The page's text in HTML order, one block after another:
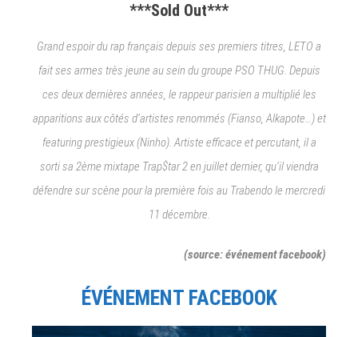
***Sold Out***
Grand espoir du rap français depuis ses premiers titres, LETO a
fait ses armes très jeune au sein du groupe PSO THUG. Depuis
ces deux dernières années, le rappeur parisien a multiplié les
apparitions aux côtés d’artistes renommés (Fianso, Alkapote…) et
featuring prestigieux (Ninho). Artiste efficace et percutant, il a
sorti sa 2ème mixtape Trap$tar 2 en juillet dernier, qu’il viendra
défendre sur scène pour la première fois au Trabendo le mercredi
11 décembre.
(source: événement facebook)
ÉVÉNEMENT FACEBOOK